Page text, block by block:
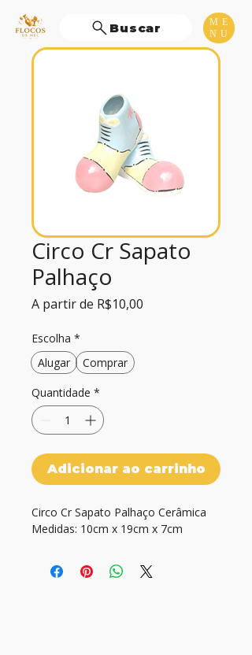
ME
NU
Buscar
Circo Cr Sapato
Palhaço
A partir de R$10,00
Escolha *
Alugar
Comprar
Quantidade *
Adicionar ao carrinho
Circo Cr Sapato Palhaço Cerâmica
Medidas: 10cm x 19cm x 7cm